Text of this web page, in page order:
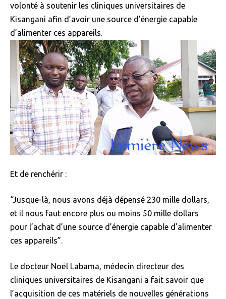
volonté à soutenir les cliniques universitaires de
Kisangani afin d’avoir une source d’énergie capable
d’alimenter ces appareils.
Et de renchérir :
“Jusque-là, nous avons déjà dépensé 230 mille dollars,
et il nous faut encore plus ou moins 50 mille dollars
pour l’achat d’une source d’énergie capable d’alimenter
ces appareils”.
Le docteur Noël Labama, médecin directeur des
cliniques universitaires de Kisangani a fait savoir que
l’acquisition de ces matériels de nouvelles générations